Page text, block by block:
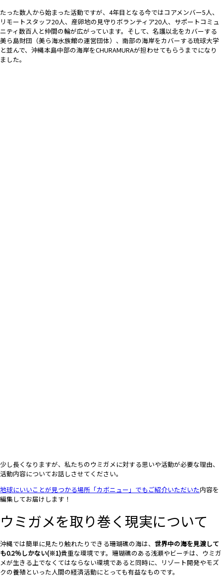
たった数人から始まった活動ですが、4年目となる今ではコアメンバー5人、
リモートスタッフ20人、産卵地の見守りボランティア20人、サポートコミュ
ニティ数百人と仲間の輪が広がっています。そして、名護以北をカバーする
美ら島財団（美ら海水族館の運営団体）、南部の海岸をカバーする琉球大学
と並んで、沖縄本島中部の海岸をCHURAMURAが担わせてもらうまでになり
ました。
少し長くなりますが、私たちのウミガメに対する思いや活動が必要な理由、
活動内容についてお話しさせてください。
地球にいいことが見つかる場所「カボニュー」でもご紹介いただいた内容を
編集してお届けします！
ウミガメを取り巻く現実について
沖縄では簡単に見たり触れたりできる珊瑚礁の海は、 世界中の海を見渡して
も0.2％しかない(※1)貴重な環境です。珊瑚礁のある浅瀬やビーチは、ウミガ
メが生きる上でなくてはならない環境であると同時に、リゾート開発やモズ
クの養殖といった人間の経済活動にとっても有益なものです。